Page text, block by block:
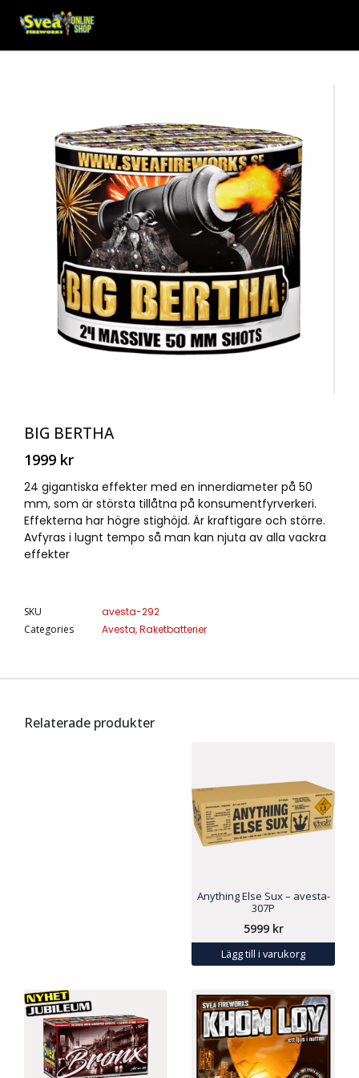
BIG BERTHA
1999 kr
24 gigantiska effekter med en innerdiameter på 50
mm, som är största tillåtna på konsumentfyrverkeri.
Effekterna har högre stighöjd. Är kraftigare och större.
Avfyras i lugnt tempo så man kan njuta av alla vackra
effekter
SKU
avesta-292
Categories
Avesta,Raketbatterier
Relaterade produkter
Anything Else Sux – avesta-
307P
5999 kr
Lägg till i varukorg